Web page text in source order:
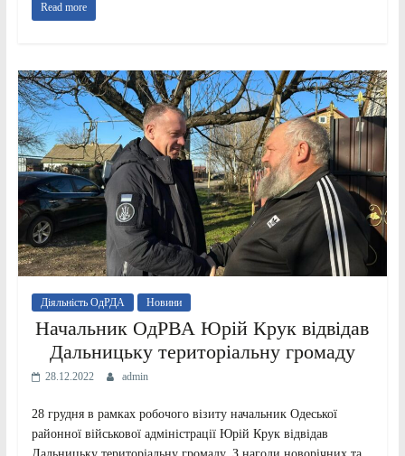
Read more
Діяльність ОдРДА Новини
Начальник ОдРВА Юрій Крук відвідав
Дальницьку територіальну громаду
28.12.2022 admin
28 грудня в рамках робочого візиту начальник Одеської
районної військової адміністрації Юрій Крук відвідав